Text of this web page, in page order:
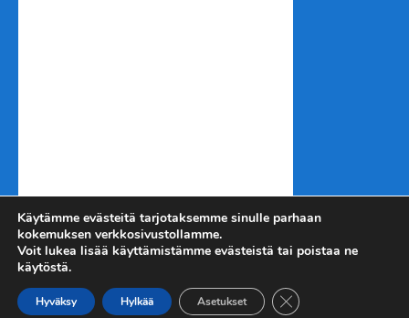
Kotiseutu-uutiset.comCopyright © 2026.
Käytämme evästeitä tarjotaksemme sinulle parhaan
kokemuksen verkkosivustollamme.
Voit lukea lisää käyttämistämme evästeistä tai poistaa ne
käytöstä.
Hyväksy Hylkää Asetukset Sulje evästebanneri